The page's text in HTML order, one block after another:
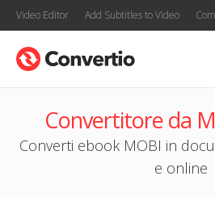
Video Editor Add Subtitles to Video
Convertitore da
Converti ebook MOBI in
e online